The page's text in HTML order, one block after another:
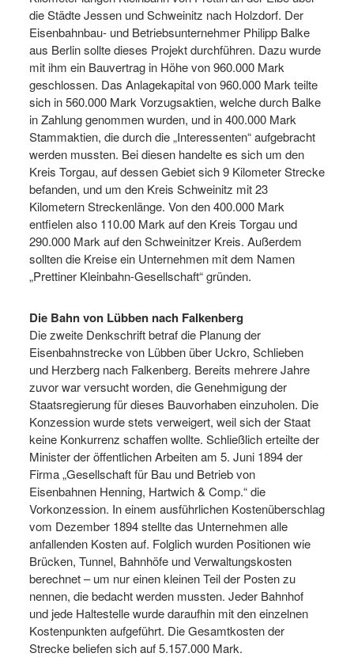
die Städte Jessen und Schweinitz nach Holzdorf. Der
Eisenbahnbau- und Betriebsunternehmer Philipp Balke
aus Berlin sollte dieses Projekt durchführen. Dazu wurde
mit ihm ein Bauvertrag in Höhe von 960.000 Mark
geschlossen. Das Anlagekapital von 960.000 Mark teilte
sich in 560.000 Mark Vorzugsaktien, welche durch Balke
in Zahlung genommen wurden, und in 400.000 Mark
Stammaktien, die durch die „Interessenten“ aufgebracht
werden mussten. Bei diesen handelte es sich um den
Kreis Torgau, auf dessen Gebiet sich 9 Kilometer Strecke
befanden, und um den Kreis Schweinitz mit 23
Kilometern Streckenlänge. Von den 400.000 Mark
entfielen also 110.00 Mark auf den Kreis Torgau und
290.000 Mark auf den Schweinitzer Kreis. Außerdem
sollten die Kreise ein Unternehmen mit dem Namen
„Prettiner Kleinbahn-Gesellschaft“ gründen.
Die Bahn von Lübben nach Falkenberg
Die zweite Denkschrift betraf die Planung der
Eisenbahnstrecke von Lübben über Uckro, Schlieben
und Herzberg nach Falkenberg. Bereits mehrere Jahre
zuvor war versucht worden, die Genehmigung der
Staatsregierung für dieses Bauvorhaben einzuholen. Die
Konzession wurde stets verweigert, weil sich der Staat
keine Konkurrenz schaffen wollte. Schließlich erteilte der
Minister der öffentlichen Arbeiten am 5. Juni 1894 der
Firma „Gesellschaft für Bau und Betrieb von
Eisenbahnen Henning, Hartwich & Comp.“ die
Vorkonzession. In einem ausführlichen Kostenüberschlag
vom Dezember 1894 stellte das Unternehmen alle
anfallenden Kosten auf. Folglich wurden Positionen wie
Brücken, Tunnel, Bahnhöfe und Verwaltungskosten
berechnet – um nur einen kleinen Teil der Posten zu
nennen, die bedacht werden mussten. Jeder Bahnhof
und jede Haltestelle wurde daraufhin mit den einzelnen
Kostenpunkten aufgeführt. Die Gesamtkosten der
Strecke beliefen sich auf 5.157.000 Mark.